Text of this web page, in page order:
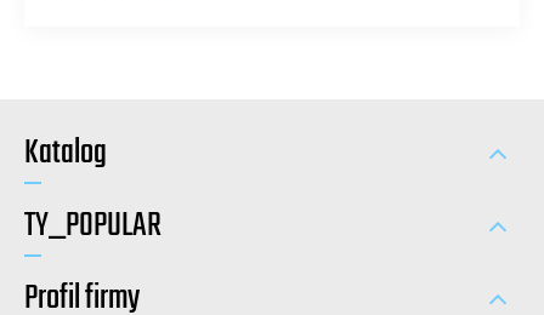
Katalog
TY_POPULAR
Profil firmy